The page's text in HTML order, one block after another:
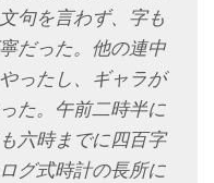
句を言わず、字も
だった。他の連中
ったし、ギャラが
た。午前二時半に
六時までに四百字
グ式時計の長所に